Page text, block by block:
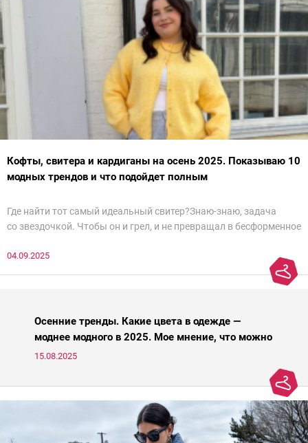
Кофты, свитера и кардиганы на осень 2025. Показываю 10
модных трендов и что подойдет полным
Где найти тот самый идеальный свитер?Знаю-знаю, задача
со звездочкой. Чтобы он и грел, и не превращал в бесформенное
паники.
04.09.2025
Осенние тренды. Какие цвета в одежде —
моднее модного в 2025. Мое мнение, что можно
носить, а что нет
15.08.2025